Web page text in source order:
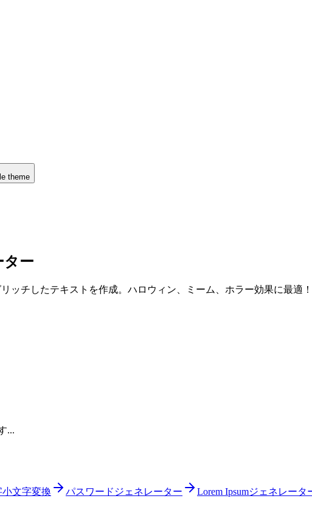
theme
ター
ッチしたテキストを作成。ハロウィン、ミーム、ホラー効果に最適！
...
小文字変換 パスワードジェネレーター Lorem Ipsumジェネレータ